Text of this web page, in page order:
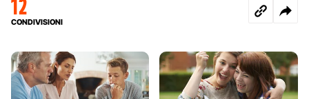
12
CONDIVISIONI